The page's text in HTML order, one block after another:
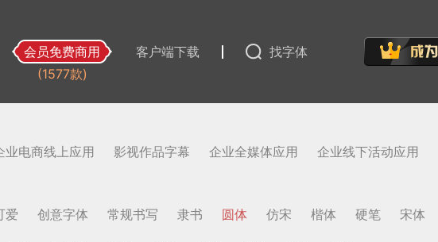
会员免费商用
(1577款)
客户端下载 找字体
业电商线上应用 影视作品字幕 企业全媒体应用 企业线下活动应用
爱 创意字体 常规书写 隶书 圆体 仿宋 楷体 硬笔 宋体